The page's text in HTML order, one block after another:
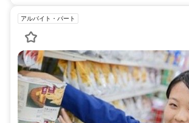
アルバイト・パート